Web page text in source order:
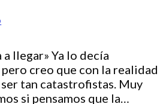
llegar» Ya lo decía
creo que con la realidad
tan catastrofistas. Muy
si pensamos que la…